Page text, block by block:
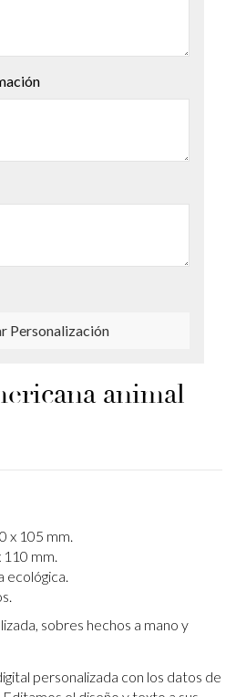
Personalización
animal
x 105 mm.
110 mm.
ecológica.
sobres hechos a mano y
personalizada con los datos de